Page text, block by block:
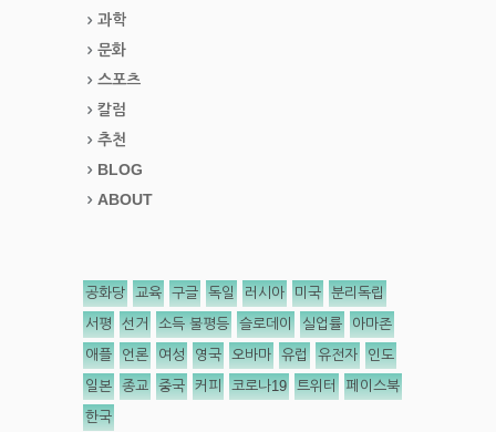
과학
문화
스포츠
칼럼
추천
BLOG
ABOUT
공화당 교육 구글 독일 러시아 미국 분리독립
서평 선거 소득 불평등 슬로데이 실업률 아마존
애플 언론 여성 영국 오바마 유럽 유전자 인도
일본 종교 중국 커피 코로나19 트위터 페이스북
한국